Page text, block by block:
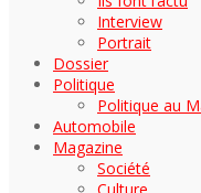
Interview
Portrait
Dossier
Politique
Politique au
Automobile
Magazine
Société